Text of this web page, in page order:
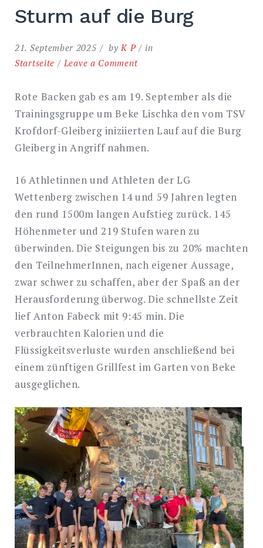
Sturm auf die Burg
21. September 2025 byK P
in
Startseite
Leave a Commenton
auf
die
Rote Backen gab es am 19. September als die
Trainingsgruppe um Beke Lischka den vom TSV
Krofdorf-Gleiberg iniziierten Lauf auf die Burg
Gleiberg in Angriff nahmen.
16 Athletinnen und Athleten der LG
Wettenberg zwischen 14 und 59 Jahren legten
den rund 1500m langen Aufstieg zurück. 145
Höhenmeter und 219 Stufen waren zu
überwinden. Die Steigungen bis zu 20% machten
den TeilnehmerInnen, nach eigener Aussage,
zwar schwer zu schaffen, aber der Spaß an der
Herausforderung überwog. Die schnellste Zeit
lief Anton Fabeck mit 9:45 min. Die
verbrauchten Kalorien und die
Flüssigkeitsverluste wurden anschließend bei
einem zünftigen Grillfest im Garten von Beke
ausgeglichen.